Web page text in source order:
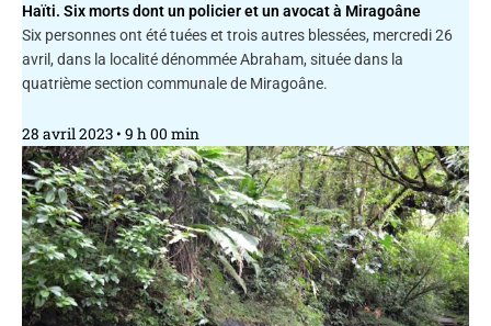
Haïti. Six morts dont un policier et un avocat à Miragoâne
Six personnes ont été tuées et trois autres blessées, mercredi 26
avril, dans la localité dénommée Abraham, située dans la
quatrième section communale de Miragoâne.
28 avril 2023 9 h 00 min